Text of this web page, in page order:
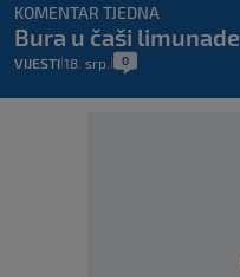
KOMENTAR TJEDNA
Bura u čaši limunade
VIJESTI 18. srp. 0